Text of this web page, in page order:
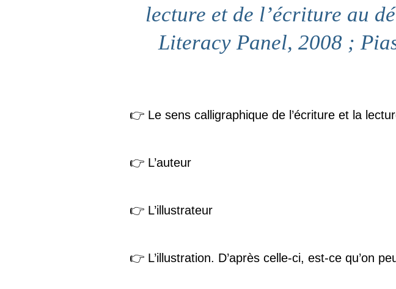
lecture et de l’écriture au
Literacy Panel, 2008 ;
👉 Le sens calligraphique de l’écriture et la
👉 L’auteur
👉 L’illustrateur
👉 L’illustration. D’après celle-ci, est-ce qu’on